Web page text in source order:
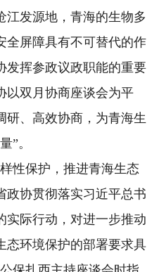
发源地，青海的生物多
全屏障具有不可替代的作
发挥参政议政职能的重要
以双月协商座谈会为平
研、高效协商，为青海生
”。
保护，推进青海生态
政协贯彻落实习近平总书
实际行动，对进一步推动
态环境保护的部署要求具